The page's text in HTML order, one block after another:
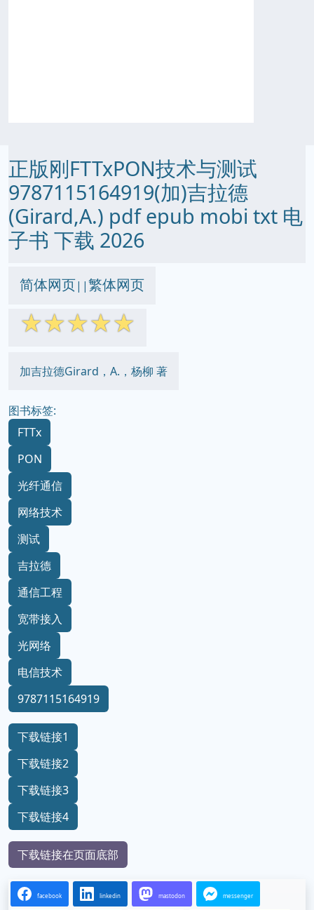
正版刚FTTxPON技术与测试
9787115164919(加)吉拉德
(Girard,A.) pdf epub mobi txt 电
子书 下载 2026
简体网页||繁体网页
☆☆☆☆☆
加吉拉德Girard，A.，杨柳 著
图书标签:
FTTx
PON
光纤通信
网络技术
测试
吉拉德
通信工程
宽带接入
光网络
电信技术
9787115164919
下载链接1
下载链接2
下载链接3
下载链接4
下载链接在页面底部
facebook linkedin mastodon messenger